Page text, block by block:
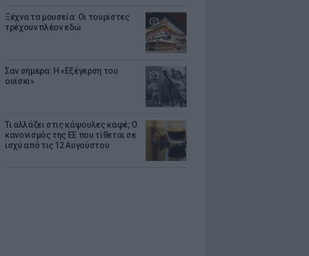
Ξέχνα τα μουσεία: Οι τουρίστες
τρέχουν πλέον εδώ
Σαν σήμερα: Η «Εξέγερση του
ουίσκι»
Τι αλλάζει στις κάψουλες καφέ; Ο
κανονισμός της ΕΕ που τίθεται σε
ισχύ από τις 12 Αυγούστου